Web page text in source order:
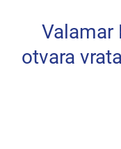
Valamar
otvara